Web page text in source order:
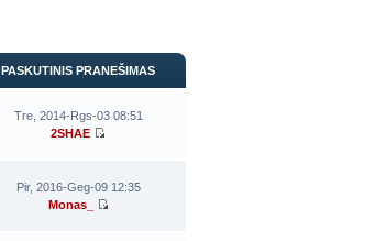
PASKUTINIS PRANEŠIMAS
Tre, 2014-Rgs-03 08:51
2SHAE
Pir, 2016-Geg-09 12:35
Monas_